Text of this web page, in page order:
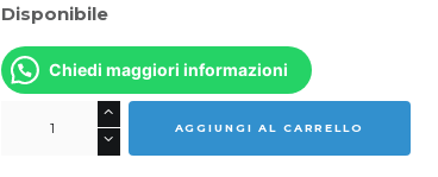
Disponibile
Chiedi maggiori informazioni
GM805R
AGGIUNGI AL CARRELLO